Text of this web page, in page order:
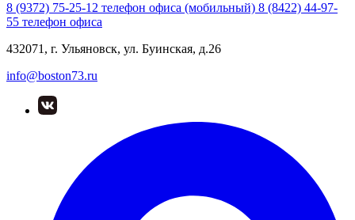
8 (9372) 75-25-12 телефон офиса (мобильный) 8 (8422) 44-97-
55 телефон офиса
432071, г. Ульяновск, ул. Буинская, д.26
info@boston73.ru